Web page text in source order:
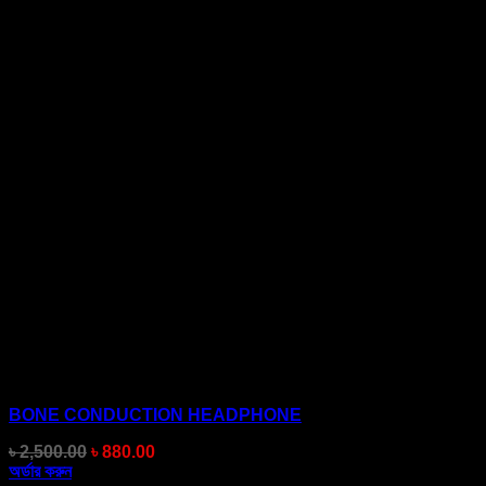
BONE CONDUCTION HEADPHONE
৳2,500.00 Original
৳880.00Current
অর্ডার করুন